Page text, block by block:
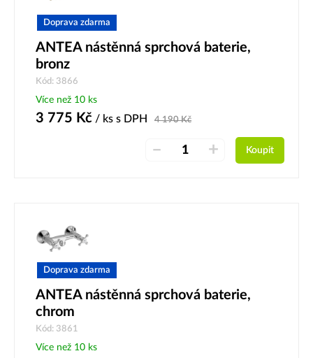
Doprava zdarma
ANTEA nástěnná sprchová baterie,
bronz
Kód: 3866
Více než 10 ks
3 775 Kč / ks s DPH 4 190Kč
– + Koupit
Doprava zdarma
ANTEA nástěnná sprchová baterie,
chrom
Kód: 3861
Více než 10 ks